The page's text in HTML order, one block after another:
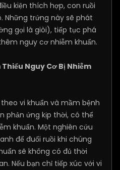
kiện thích hợp, con ruồi
Những trứng này sẽ phát
gọi là giòi), tiếp tục phá
nguy cơ nhiễm khuẩn.
Nguy Cơ Bị Nhiễm
vi khuẩn và mầm bệnh
phản ứng kịp thời, có thể
khuẩn. Một nghiên cứu
để đuổi ruồi khi chúng
sẽ không có đủ thời
Nếu bạn chỉ tiếp xúc với vi